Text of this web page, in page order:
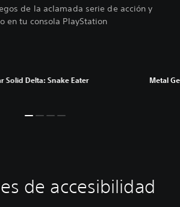
de la aclamada serie de acción y
en tu consola PlayStation
Solid Delta: Snake Eater Metal
de accesibilidad